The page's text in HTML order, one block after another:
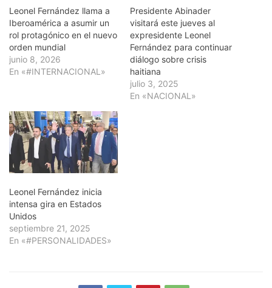
Leonel Fernández llama a
Iberoamérica a asumir un
rol protagónico en el nuevo
orden mundial
junio 8, 2026
En «#INTERNACIONAL»
Presidente Abinader
visitará este jueves al
expresidente Leonel
Fernández para continuar
diálogo sobre crisis
haitiana
julio 3, 2025
En «NACIONAL»
Leonel Fernández inicia
intensa gira en Estados
Unidos
septiembre 21, 2025
En «#PERSONALIDADES»